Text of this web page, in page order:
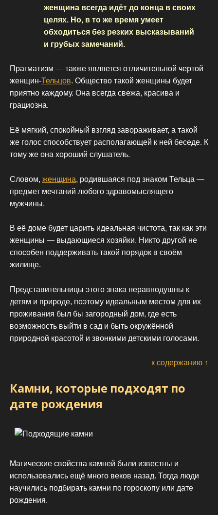
женщина всегда идёт до конца в своих
целях. Но, в то же время умеет
обходиться без резких высказываний
и грубых замечаний.
Прагматизм — также является отличительной чертой
женщин-Тельцов. Общество такой женщины будет
приятно каждому. Она всегда свежа, красива и
грациозна.
Её мягкий, спокойный взгляд завораживает, а такой
же голос способствует располагающей к ней беседе. К
тому же она хороший слушатель.
Словом, женщина, родившаяся под знаком Тельца —
предмет мечтаний любого здравомыслящего
мужчины.
В её доме будет царить идеальная чистота, так как эти
женщины — выдающиеся хозяйки. Никто другой не
способен поддерживать такой порядок в своём
жилище.
Представительницы этого знака неравнодушны к
детям и природе, поэтому идеальным местом для их
проживания был бы загородный дом, где есть
возможность выйти в сад и быть окружённой
природной красотой и звонкими детскими голосами.
к содержанию ↑
Камни, которые подходят по
дате рождения
Магические свойства камней были известны и
использовались ещё много веков назад. Тогда люди
научились подбирать камни по гороскопу или дате
рождения.